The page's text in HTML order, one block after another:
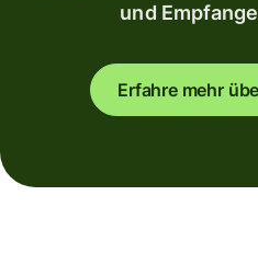
und
Erfahre mehr